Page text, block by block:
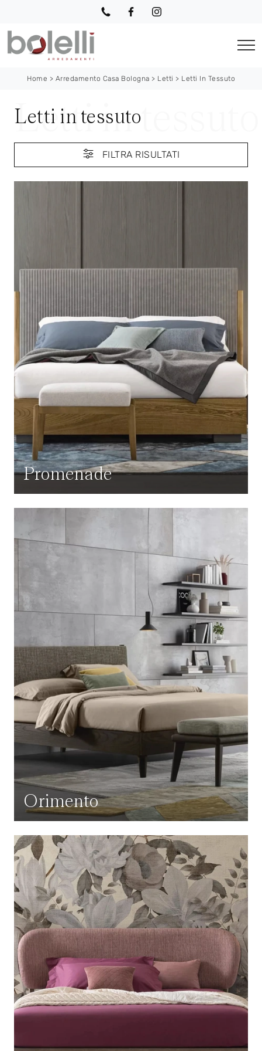
Home > Arredamento Casa Bologna > Letti > Letti In Tessuto
Letti in tessuto
FILTRA RISULTATI
Promenade
Orimento